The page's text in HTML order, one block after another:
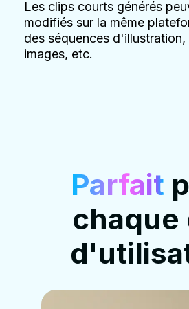
Les clips courts générés
modifiés sur la même
des séquences
images, etc.
Parfait
chaque